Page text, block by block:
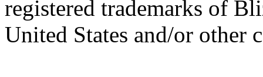
registered trademarks of
United States and/or other